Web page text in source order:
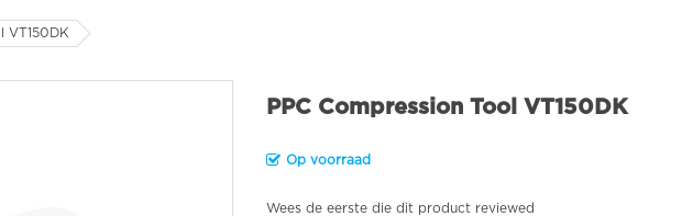
VT150DK
PPC Compression Tool VT150DK
Op voorraad
Wees de eerste die dit product reviewed